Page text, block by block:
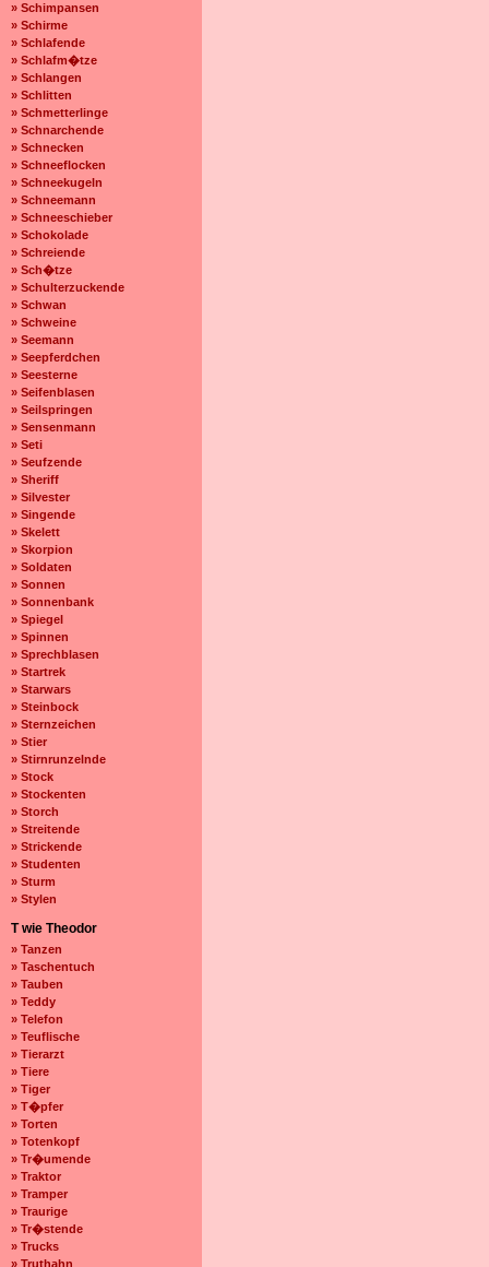
» Schimpansen
» Schirme
» Schlafende
» Schlafm�tze
» Schlangen
» Schlitten
» Schmetterlinge
» Schnarchende
» Schnecken
» Schneeflocken
» Schneekugeln
» Schneemann
» Schneeschieber
» Schokolade
» Schreiende
» Sch�tze
» Schulterzuckende
» Schwan
» Schweine
» Seemann
» Seepferdchen
» Seesterne
» Seifenblasen
» Seilspringen
» Sensenmann
» Seti
» Seufzende
» Sheriff
» Silvester
» Singende
» Skelett
» Skorpion
» Soldaten
» Sonnen
» Sonnenbank
» Spiegel
» Spinnen
» Sprechblasen
» Startrek
» Starwars
» Steinbock
» Sternzeichen
» Stier
» Stirnrunzelnde
» Stock
» Stockenten
» Storch
» Streitende
» Strickende
» Studenten
» Sturm
» Stylen
T wie Theodor
» Tanzen
» Taschentuch
» Tauben
» Teddy
» Telefon
» Teuflische
» Tierarzt
» Tiere
» Tiger
» T�pfer
» Torten
» Totenkopf
» Tr�umende
» Traktor
» Tramper
» Traurige
» Tr�stende
» Trucks
» Truthahn